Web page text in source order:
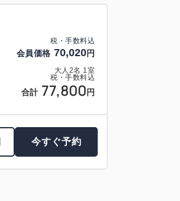
税・手数料込
会員価格 70,020円
大人 2名 1室
税・手数料込
合計 77,800 円
今すぐ予約